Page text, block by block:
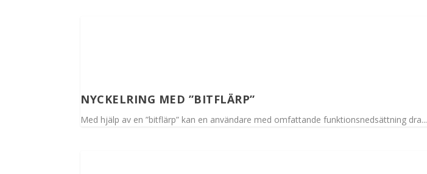
NYCKELRING MED ”BITFLÄRP”
Med hjälp av en ”bitflärp” kan en användare med omfattande funktionsnedsättning dra...